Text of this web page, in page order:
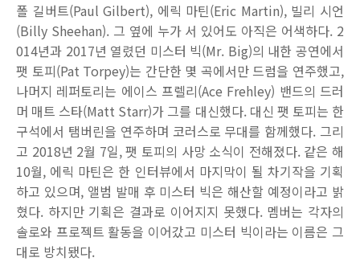
폴 길버트(Paul Gilbert), 에릭 마틴(Eric Martin), 빌리 시언
(Billy Sheehan). 그 옆에 누가 서 있어도 아직은 어색하다. 2
014년과 2017년 열렸던 미스터 빅(Mr. Big)의 내한 공연에서
팻 토피(Pat Torpey)는 간단한 몇 곡에서만 드럼을 연주했고,
나머지 레퍼토리는 에이스 프렐리(Ace Frehley) 밴드의 드러
머 매트 스타(Matt Starr)가 그를 대신했다. 대신 팻 토피는 한
구석에서 탬버린을 연주하며 코러스로 무대를 함께했다. 그리
고 2018년 2월 7일, 팻 토피의 사망 소식이 전해졌다. 같은 해
10월, 에릭 마틴은 한 인터뷰에서 마지막이 될 차기작을 기획
하고 있으며, 앨범 발매 후 미스터 빅은 해산할 예정이라고 밝
혔다. 하지만 기획은 결과로 이어지지 못했다. 멤버는 각자의
솔로와 프로젝트 활동을 이어갔고 미스터 빅이라는 이름은 그
대로 방치됐다.